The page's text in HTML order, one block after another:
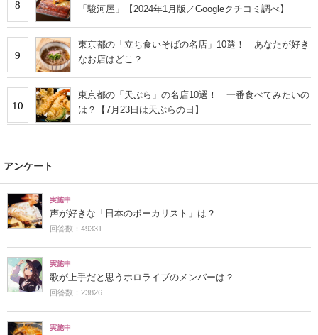
8 「駿河屋」【2024年1月版／Googleクチコミ調べ】
9
東京都の「立ち食いそばの名店」10選！ あなたが好き
なお店はどこ？
10
東京都の「天ぷら」の名店10選！ 一番食べてみたいの
は？【7月23日は天ぷらの日】
アンケート
実施中
声が好きな「日本のボーカリスト」は？
回答数：49331
実施中
歌が上手だと思うホロライブのメンバーは？
回答数：23826
実施中